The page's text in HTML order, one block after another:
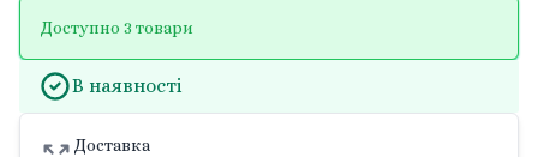
Доступно 3 товари
В наявності
Доставка